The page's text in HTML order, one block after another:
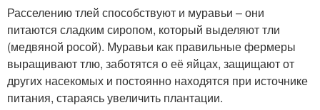
Расселению тлей способствуют и муравьи – они
питаются сладким сиропом, который выделяют тли
(медвяной росой). Муравьи как правильные фермеры
выращивают тлю, заботятся о её яйцах, защищают от
других насекомых и постоянно находятся при источнике
питания, стараясь увеличить плантации.